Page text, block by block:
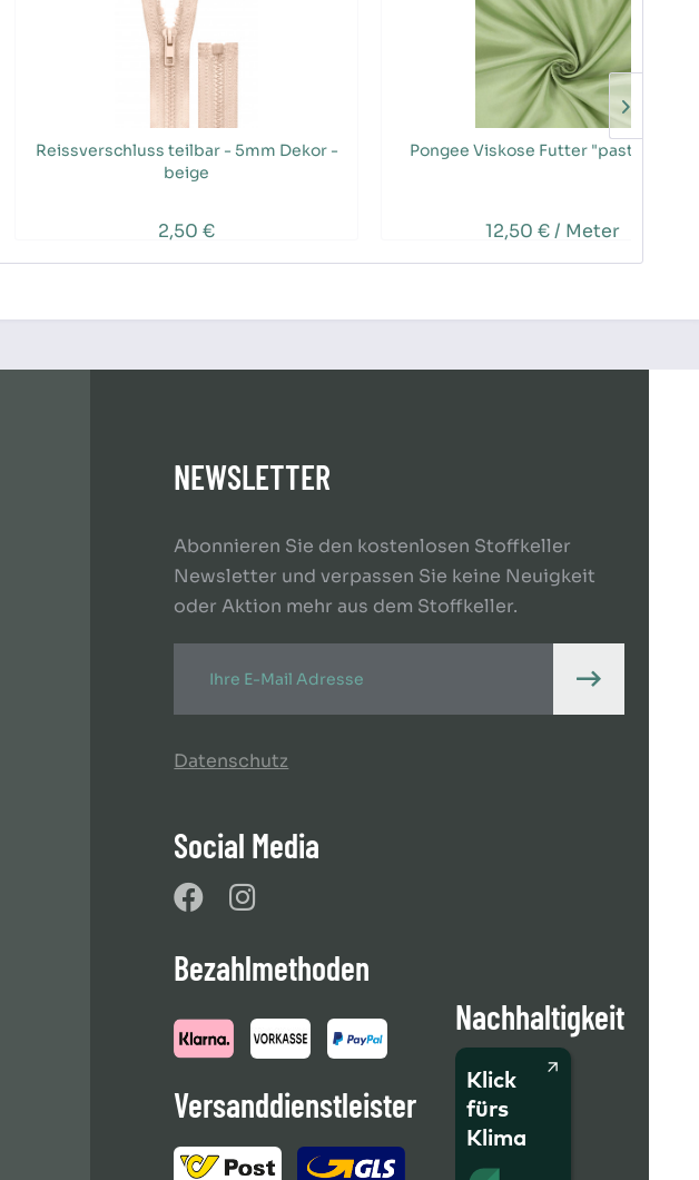
Reissverschluss teilbar - 5mm Dekor -
beige
2,50 €
Pongee Viskose Futter "pastellmint"
12,50 € / Meter
NEWSLETTER
Abonnieren Sie den kostenlosen Stoffkeller
Newsletter und verpassen Sie keine Neuigkeit
oder Aktion mehr aus dem Stoffkeller.
Datenschutz
Social Media
Bezahlmethoden
Versanddienstleister
Nachhaltigkeit
Klick
fürs
Klima